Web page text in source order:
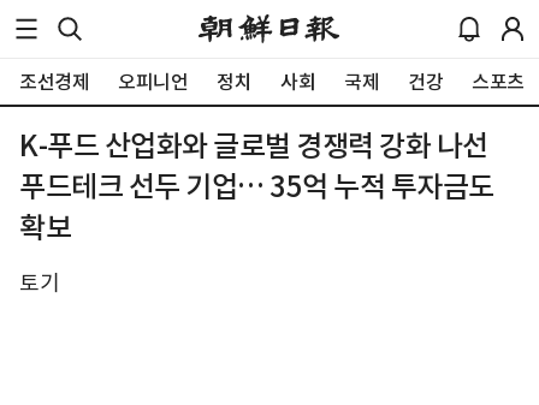
조선경제 오피니언 정치 사회 국제 건강 스포츠
K-푸드 산업화와 글로벌 경쟁력 강화 나선
푸드테크 선두 기업… 35억 누적 투자금도
확보
토기